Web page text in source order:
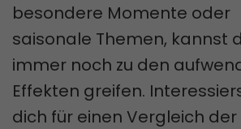
besondere Momente oder
saisonale Themen, kannst
immer noch zu den
Effekten greifen.
dich für einen Vergleich der